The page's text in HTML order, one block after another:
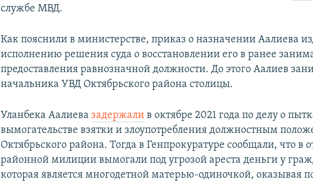
службе МВД.
Как пояснили в министерстве, приказ о назначении Аалиева
исполнению решения суда о восстановлении его в ранее
предоставления равнозначной должности. До этого Аалиев
начальника УВД Октябрьского района столицы.
Уланбека Аалиевазадержали в октябре 2021 года по делу о
вымогательстве взятки и злоупотребления должностным
Октябрьского района. Тогда в Генпрокуратуре сообщали, что в
районной милиции вымогали под угрозой ареста деньги у
которая является многодетной матерью-одиночкой, оказывая